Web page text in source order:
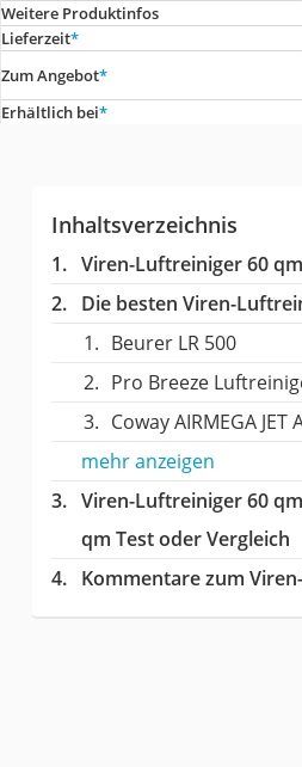
Weitere Produktinfos
Lieferzeit*
Zum Angebot*
Erhältlich bei*
Inhaltsverzeichnis
Viren-Luftreiniger 60
Die besten Viren-
Beurer LR 500
Pro Breeze
Coway AIRMEGA JET
mehr anzeigen
Viren-Luftreiniger 60
qm Test oder Vergleich
Kommentare zum